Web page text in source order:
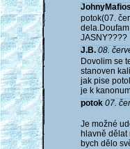
potok(07.
JASNY????
J.B. 08.
Dovolim se
stanoven
jak pise
je k
potok 07.
Je možné
hlavně
bych dělo